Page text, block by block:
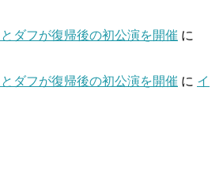
ダフが復帰後の初公演を開催 に
ダフが復帰後の初公演を開催 に イ